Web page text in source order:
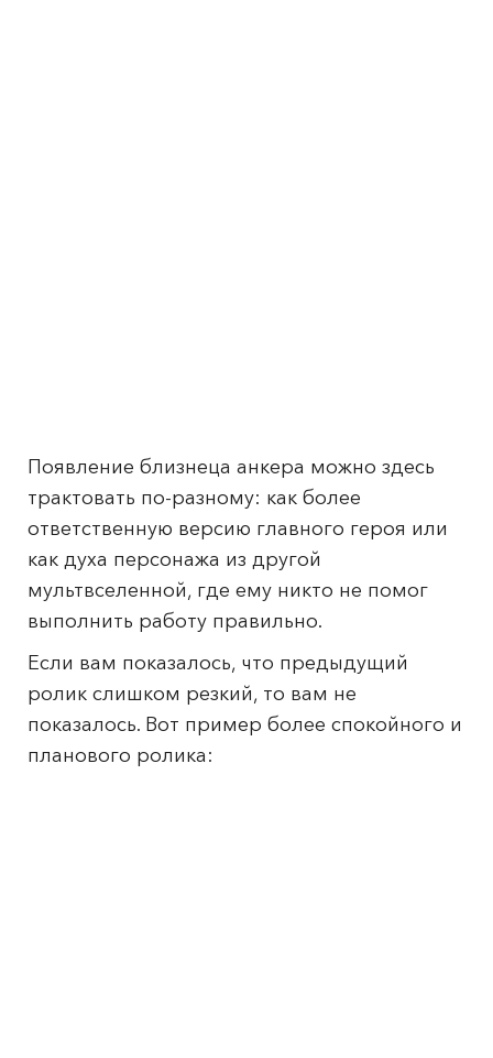
Появление близнеца анкера можно здесь
трактовать по-разному: как более
ответственную версию главного героя или
как духа персонажа из другой
мультвселенной, где ему никто не помог
выполнить работу правильно.
Если вам показалось, что предыдущий
ролик слишком резкий, то вам не
показалось. Вот пример более спокойного и
планового ролика: